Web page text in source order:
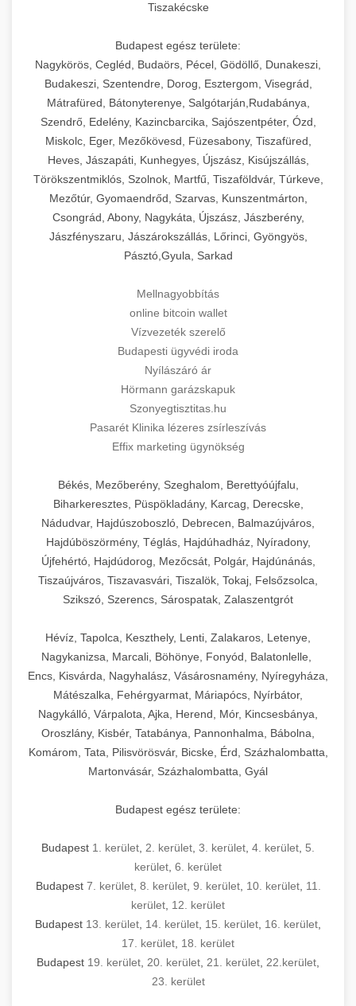
Tiszakécske
Budapest egész területe:
Nagykörös, Cegléd, Budaörs, Pécel, Gödöllő, Dunakeszi,
Budakeszi, Szentendre, Dorog, Esztergom, Visegrád,
Mátrafüred, Bátonyterenye, Salgótarján,Rudabánya,
Szendrő, Edelény, Kazincbarcika, Sajószentpéter, Ózd,
Miskolc, Eger, Mezőkövesd, Füzesabony, Tiszafüred,
Heves, Jászapáti, Kunhegyes, Újszász, Kisújszállás,
Törökszentmiklós, Szolnok, Martfű, Tiszaföldvár, Túrkeve,
Mezőtúr, Gyomaendrőd, Szarvas, Kunszentmárton,
Csongrád, Abony, Nagykáta, Újszász, Jászberény,
Jászfényszaru, Jászárokszállás, Lőrinci, Gyöngyös,
Pásztó,Gyula, Sarkad
Mellnagyobbítás
online bitcoin wallet
Vízvezeték szerelő
Budapesti ügyvédi iroda
Nyílászáró ár
Hörmann garázskapuk
Szonyegtisztitas.hu
Pasarét Klinika lézeres zsírleszívás
Effix marketing ügynökség
Békés, Mezőberény, Szeghalom, Berettyóújfalu,
Biharkeresztes, Püspökladány, Karcag, Derecske,
Nádudvar, Hajdúszoboszló, Debrecen, Balmazújváros,
Hajdúböszörmény, Téglás, Hajdúhadház, Nyíradony,
Újfehértó, Hajdúdorog, Mezőcsát, Polgár, Hajdúnánás,
Tiszaújváros, Tiszavasvári, Tiszalök, Tokaj, Felsőzsolca,
Szikszó, Szerencs, Sárospatak, Zalaszentgrót
Hévíz, Tapolca, Keszthely, Lenti, Zalakaros, Letenye,
Nagykanizsa, Marcali, Böhönye, Fonyód, Balatonlelle,
Encs, Kisvárda, Nagyhalász, Vásárosnamény, Nyíregyháza,
Mátészalka, Fehérgyarmat, Máriapócs, Nyírbátor,
Nagykálló, Várpalota, Ajka, Herend, Mór, Kincsesbánya,
Oroszlány, Kisbér, Tatabánya, Pannonhalma, Bábolna,
Komárom, Tata, Pilisvörösvár, Bicske, Érd, Százhalombatta,
Martonvásár, Százhalombatta, Gyál
Budapest egész területe:
Budapest 1. kerület 2. kerület 3. kerület 4. kerület 5.
kerület 6. kerület
Budapest 7. kerület, 8. kerület, 9. kerület, 10. kerület, 11.
kerület 12. kerület
Budapest 13. kerület 14. kerület 15. kerület 16. kerület
17. kerület 18. kerület
Budapest 19. kerület 20. kerület 21. kerület 22.kerület
23. kerület